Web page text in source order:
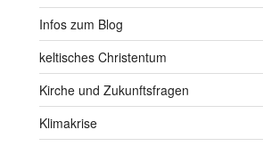
Infos zum Blog
keltisches Christentum
Kirche und Zukunftsfragen
Klimakrise